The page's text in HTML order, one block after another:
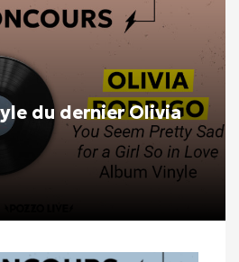
du dernier Olivia